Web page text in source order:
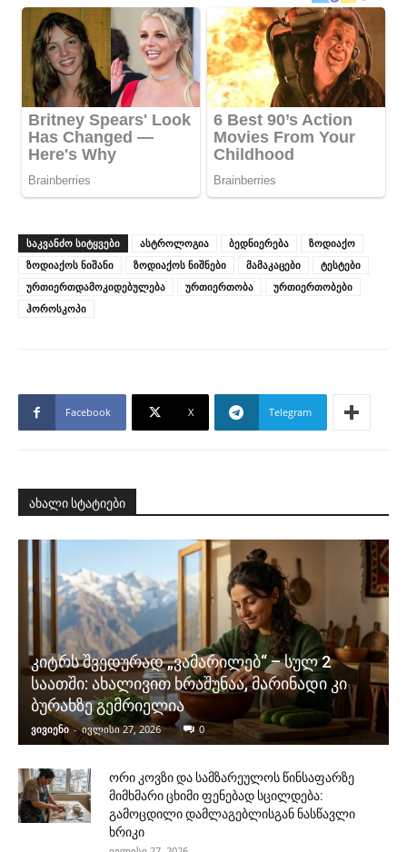
ᲡᲐᲙᲕᲐᲜᲫᲝ ᲡᲘᲢᲧᲕᲔᲑᲘ ასტროლოგია ბედნიერება
ზოდიაქო
ზოდიაქოს ნიშანი
ზოდიაქოს ნიშნები მამაკაცები
ტესტები
ურთიერთდამოკიდებულება
ურთიერთობა
ურთიერთობები
ჰოროსკოპი
Facebook X Telegram
ახალი სტატიები
კიტრს შვედურად „ვამარილებ“ – სულ 2
საათში: ახალივით ხრაშუნაა, მარინადი კი
ბურახზე გემრიელია
ვივიენი - ივლისი 27, 2026 0
ორი კოვზი და სამზარეულოს წინსაფარზე
მიმხმარი ცხიმი ფენებად სცილდება:
გამოცდილი დამლაგებლისგან ნასწავლი
ხრიკი